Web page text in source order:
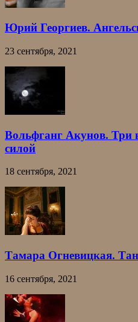
Юрий Георгиев.
23 сентября, 2021
Вольфганг Акунов. Три
силой
18 сентября, 2021
Тамара Огневицкая.
16 сентября, 2021